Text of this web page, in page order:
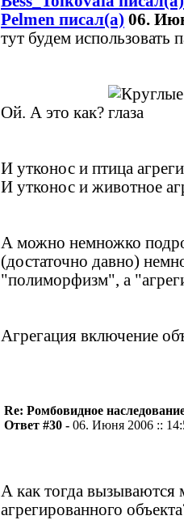
Pelmen писал(а) 06.
тут будем использовать
Ой. А это как?
И утконос и птица
И утконос и животное
А можно немножко
(достаточно давно)
"полиморфизм", а
Агрегация включение
Re: Ромбовидное
Ответ #30 - 06. Июня 2006 ::
А как тогда вызываются
агрегированного